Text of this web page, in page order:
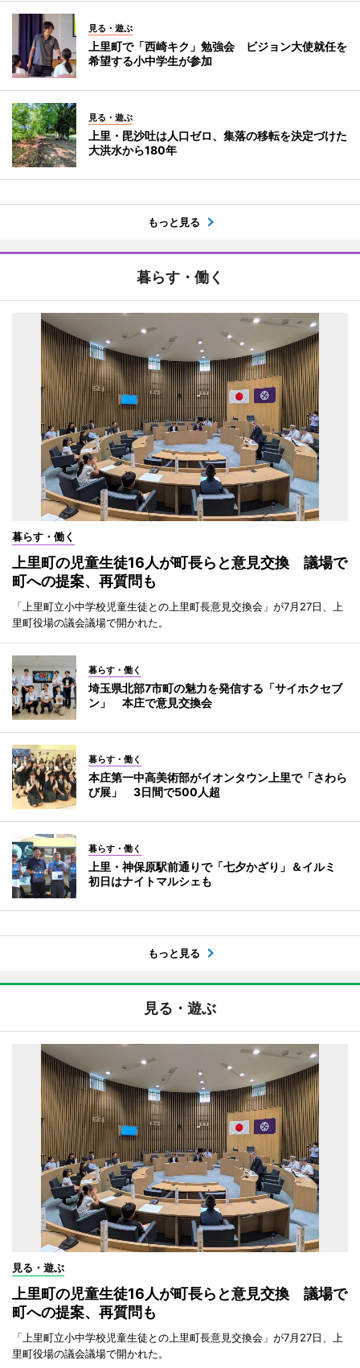
見る・遊ぶ
上里町で「西崎キク」勉強会 ビジョン大使就任を
希望する小中学生が参加
見る・遊ぶ
上里・毘沙吐は人口ゼロ、集落の移転を決定づけた
大洪水から180年
もっと見る
暮らす・働く
暮らす・働く
上里町の児童生徒16人が町長らと意見交換 議場で
町への提案、再質問も
「上里町立小中学校児童生徒との上里町長意見交換会」が7月27日、上
里町役場の議会議場で開かれた。
暮らす・働く
埼玉県北部7市町の魅力を発信する「サイホクセブ
ン」 本庄で意見交換会
暮らす・働く
本庄第一中高美術部がイオンタウン上里で「さわら
び展」 3日間で500人超
暮らす・働く
上里・神保原駅前通りで「七夕かざり」＆イルミ
初日はナイトマルシェも
もっと見る
見る・遊ぶ
見る・遊ぶ
上里町の児童生徒16人が町長らと意見交換 議場で
町への提案、再質問も
「上里町立小中学校児童生徒との上里町長意見交換会」が7月27日、上
里町役場の議会議場で開かれた。